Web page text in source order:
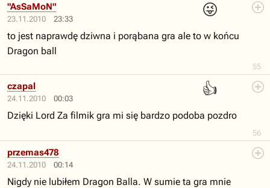
23.11.2010 23:33
😜
55
"AsSaMoN"
to jest naprawdę dziwna i porąbana gra ale to w końcu
Dragon ball
24.11.2010 00:03
👍
56
czapal
Dzięki Lord Za filmik gra mi się bardzo podoba pozdro
24.11.2010 00:14
przemas478
Nigdy nie lubiłem Dragon Balla. W sumie ta gra mnie